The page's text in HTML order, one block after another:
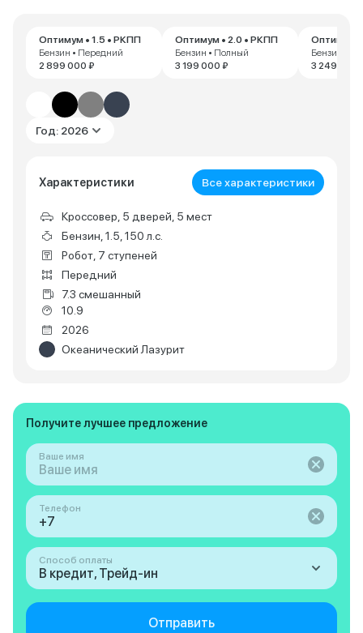
Оптимум • 1.5 • РКПП
Бензин • Передний
2 899 000 ₽
Оптимум • 2.0 • РКПП
Бензин • Полный
3 199 000 ₽
Оптимум
Бензин •
3 249 000
Год: 2026
Характеристики Все характеристики
Кроссовер, 5 дверей, 5 мест
Бензин, 1.5, 150 л.с.
Робот, 7 ступеней
Передний
7.3 смешанный
10.9
2026
Океанический Лазурит
Получите лучшее предложение
Ваше имя
Телефон
Способ оплаты
В кредит, Трейд-ин
Отправить